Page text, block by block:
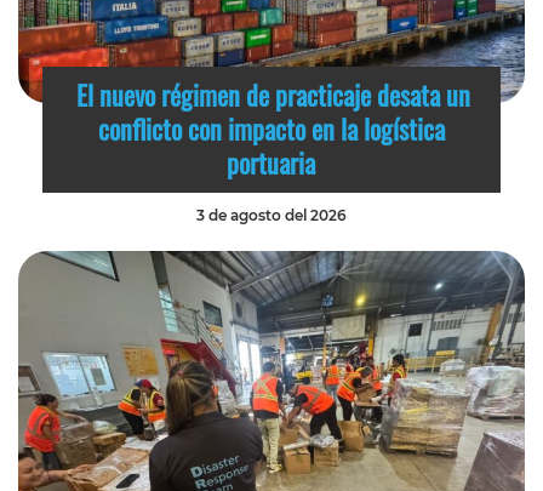
El nuevo régimen de practicaje desata un
conflicto con impacto en la logística
portuaria
3 de agosto del 2026